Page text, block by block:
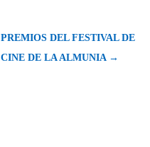
PREMIOS DEL FESTIVAL DE
CINE DE LA ALMUNIA →